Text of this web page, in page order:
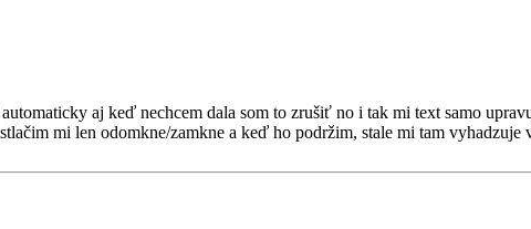
aj keď nechcem dala som to zrušiť no i tak mi text samo
mi len odomkne/zamkne a keď ho podržim, stale mi tam